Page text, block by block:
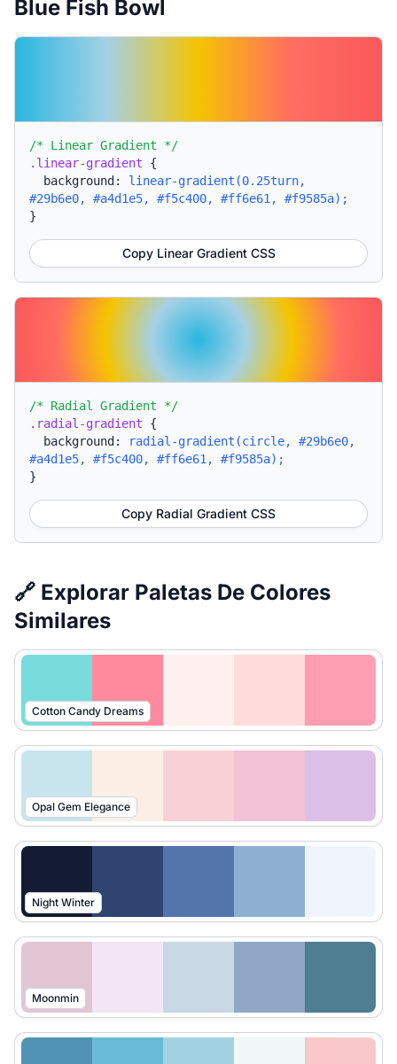
Blue Fish Bowl
/* Linear Gradient */
.linear-gradient {
background: linear-gradient(0.25turn,
#29b6e0, #a4d1e5, #f5c400, #ff6e61, #f9585a);
}
Copy Linear Gradient CSS
/* Radial Gradient */
.radial-gradient {
background:
radial-gradient(circle, #29b6e0,
#a4d1e5, #f5c400, #ff6e61, #f9585a);
}
Copy Radial Gradient CSS
🔗 Explorar Paletas De Colores
Similares
Cotton Candy Dreams
Opal Gem Elegance
Night Winter
Moonmin